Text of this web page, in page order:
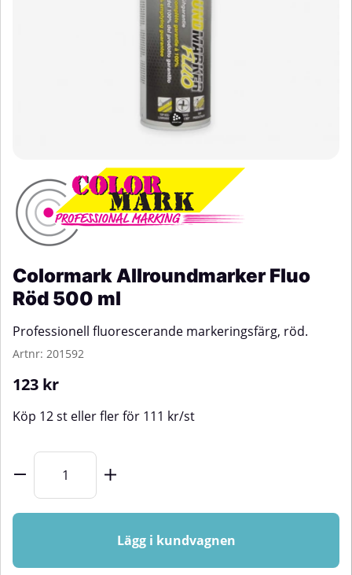
Colormark Allroundmarker Fluo
Röd 500 ml
Professionell fluorescerande markeringsfärg, röd.
Artnr: 201592
123 kr
Köp 12 st eller fler för 111 kr/st
Lägg i kundvagnen